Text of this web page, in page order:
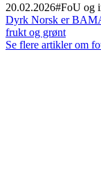
20.02.2026#FoU og
Dyrk Norsk er
frukt og grønt
Se flere artikler om